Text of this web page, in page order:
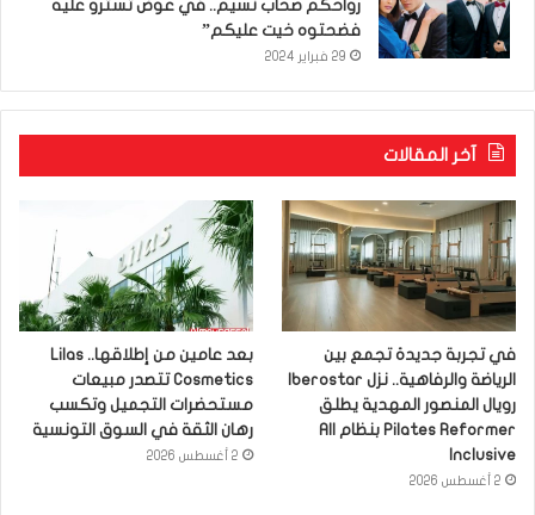
رواحكم صحاب نسيم.. في عوض تسترو عليه
فضحتوه خيت عليكم”
29 فبراير 2024
آخر المقالات
في تجربة جديدة تجمع بين
رويال المنصور المهدية يطلق
Pilates Reformer بنظام All
Inclusive
2 أغسطس 2026
بعد عامين من إطلاقها.. Lilas
Cosmetics تتصدر مبيعات
مستحضرات التجميل وتكسب
رهان الثقة في السوق التونسية
2 أغسطس 2026